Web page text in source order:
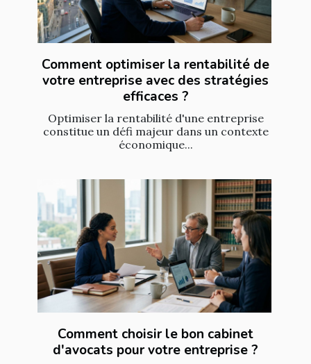
Comment optimiser la rentabilité de
votre entreprise avec des stratégies
efficaces ?
Optimiser la rentabilité d'une entreprise
constitue un défi majeur dans un contexte
économique...
Comment choisir le bon cabinet
d'avocats pour votre entreprise ?